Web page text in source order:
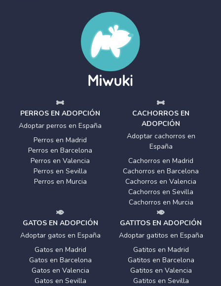
PERROS EN ADOPCIÓN
Adoptar perros en España
Perros en Madrid
Perros en Barcelona
Perros en Valencia
Perros en Sevilla
Perros en Murcia
CACHORROS EN
ADOPCIÓN
Adoptar cachorros en
España
Cachorros en Madrid
Cachorros en Barcelona
Cachorros en Valencia
Cachorros en Sevilla
Cachorros en Murcia
GATOS EN ADOPCIÓN
Adoptar gatos en España
Gatos en Madrid
Gatos en Barcelona
Gatos en Valencia
Gatos en Sevilla
GATITOS EN ADOPCIÓN
Adoptar gatitos en España
Gatitos en Madrid
Gatitos en Barcelona
Gatitos en Valencia
Gatitos en Sevilla